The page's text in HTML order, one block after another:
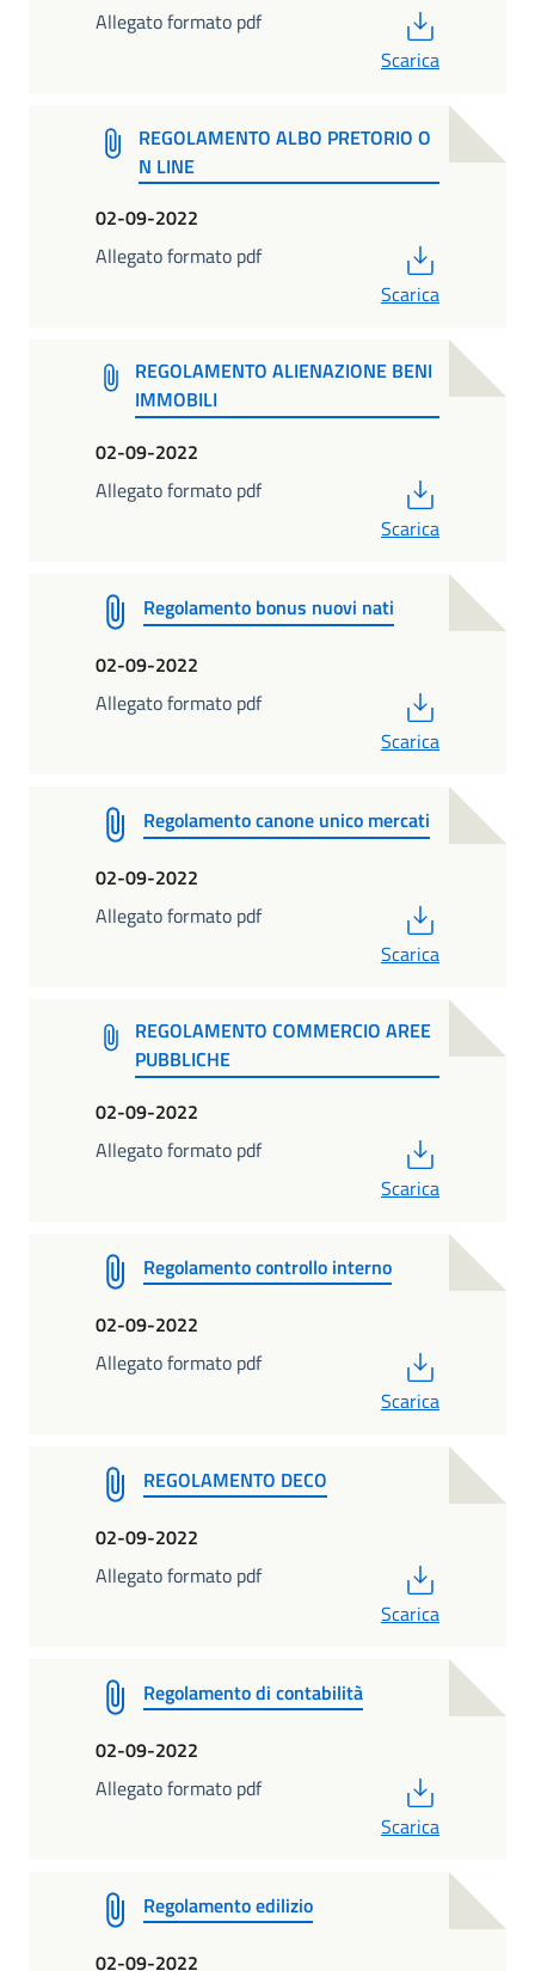
Allegato formato pdf
Scarica
REGOLAMENTO ALBO PRETORIO O
N LINE
02-09-2022
Allegato formato pdf
Scarica
REGOLAMENTO ALIENAZIONE BENI
IMMOBILI
02-09-2022
Allegato formato pdf
Scarica
Regolamento bonus nuovi nati
02-09-2022
Allegato formato pdf
Scarica
Regolamento canone unico mercati
02-09-2022
Allegato formato pdf
Scarica
REGOLAMENTO COMMERCIO AREE
PUBBLICHE
02-09-2022
Allegato formato pdf
Scarica
Regolamento controllo interno
02-09-2022
Allegato formato pdf
Scarica
REGOLAMENTO DECO
02-09-2022
Allegato formato pdf
Scarica
Regolamento di contabilità
02-09-2022
Allegato formato pdf
Scarica
Regolamento edilizio
02-09-2022